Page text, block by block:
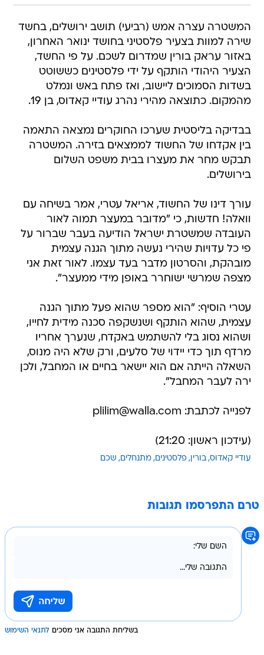
המשטרה עצרה אמש (רביעי) תושב ירושלים, בחשד
שירה למוות בצעיר פלסטיני בחושד ינואר האחרון,
באזור עראק בורין שמדרום לשכם. על פי החשד,
הצעיר היהודי הותקף על ידי פלסטינים כששוטט
בשדות הסמוכים ליישוב, ואז פתח באש ונמלט
מהמקום. כתוצאה מהירי נהרג עודיי קאדוס, בן 19.
בבדיקה בליסטית שערכו החוקרים נמצאה התאמה
בין אקדחו של החשוד לממצאים בזירה. המשטרה
תבקש מחר את מעצרו בבית משפט השלום
בירושלים.
עורך דינו של החשוד, אריאל עטרי, אמר בשיחה עם
וואלה! חדשות, כי "מדובר במעצר תמוה לאור
העובדה שמשטרת ישראל הודיעה בעבר שברור על
פי כל עדויות שהירי נעשה מתוך הגנה עצמית
מובהקת, והסרטון מדבר בעד עצמו. לאור זאת אני
מצפה שמרשי ישוחרר באופן מידי ממעצר".
עטרי הוסיף: "הוא מספר שהוא פעל מתוך הגנה
עצמית, שהוא הותקף ושנשקפה סכנה מידית לחייו,
ושהוא נסוג בלי להשתמש באקדח, שנערך אחריו
מרדף תוך כדי יידוי של סלעים, ורק שלא היה מנוס,
השאלה הייתה אם הוא יישאר בחיים או המחבל, ולכן
ירה לעבר המחבל".
לפנייה לכתבת: plilim@walla.com
(עידכון ראשון: 21:20)
עודיי קאדוס בורין פלסטינים מתנחלים שכם
טרם התפרסמו תגובות
בשליחת התגובה אני מסכים לתנאי השימוש